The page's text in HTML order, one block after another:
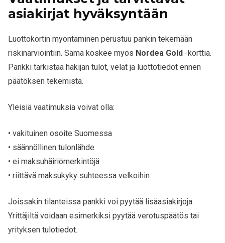
asiakirjat hyväksyntään
Luottokortin myöntäminen perustuu pankin tekemään
riskinarviointiin. Sama koskee myös Nordea Gold -korttia.
Pankki tarkistaa hakijan tulot, velat ja luottotiedot ennen
päätöksen tekemistä.
Yleisiä vaatimuksia voivat olla:
• vakituinen osoite Suomessa
• säännöllinen tulonlähde
• ei maksuhäiriömerkintöjä
• riittävä maksukyky suhteessa velkoihin
Joissakin tilanteissa pankki voi pyytää lisäasiakirjoja.
Yrittäjiltä voidaan esimerkiksi pyytää verotuspäätös tai
yrityksen tulotiedot.